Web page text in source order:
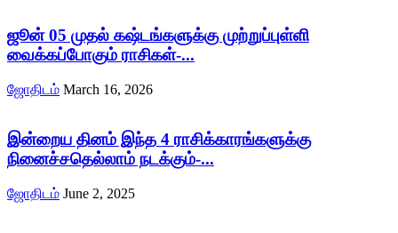
ஜூன் 05 முதல் கஷ்டங்களுக்கு முற்றுப்புள்ளி
வைக்கப்போகும் ராசிகள்-...
ஜோதிடம் March 16, 2026
இன்றைய தினம் இந்த 4 ராசிக்காரங்களுக்கு
நினைச்சதெல்லாம் நடக்கும்-...
ஜோதிடம் June 2, 2025